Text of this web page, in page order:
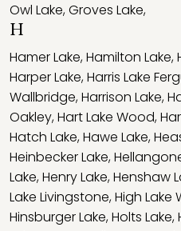
Owl Lake,Groves Lake,
H
Hamer Lake,Hamilton Lake,
Harper Lake,Harris Lake
Wallbridge,Harrison Lake,
Oakley,Hart Lake Wood,
Hatch Lake,Hawe Lake,
Heinbecker Lake,
Lake,Henry Lake,Henshaw
Lake Livingstone,High Lake
Hinsburger Lake,Holts Lake,